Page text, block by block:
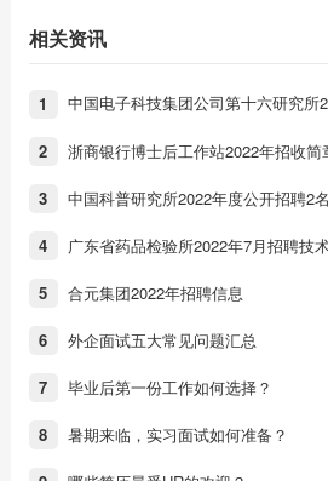
相关资讯
1 中国电子科技集团公司第十六研究所
2 浙商银行博士后工作站2022年招收简
3 中国科普研究所2022年度公开招聘2
4 广东省药品检验所2022年7月招聘技
5 合元集团2022年招聘信息
6 外企面试五大常见问题汇总
7 毕业后第一份工作如何选择？
8 暑期来临，实习面试如何准备？